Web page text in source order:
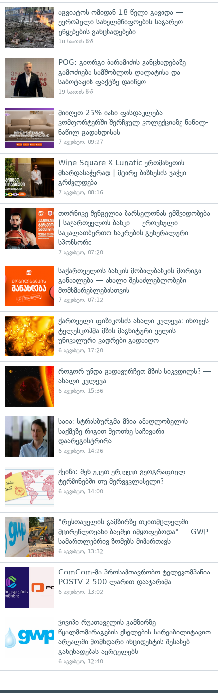
აგვისტოს ომიდან 18 წელი გავიდა —
ევროპული სახელმწიფოების საგარეო
უწყებების განცხადებები
18 საათის წინ
POG: გიორგი ბარამიძის განცხადებაზე
გამოძიება სამშობლოს ღალატისა და
საბოტაჟის ფაქტზე დაიწყო
19 საათის წინ
მიიღეთ 25%-იანი ფასდაკლება
კომფორტერში შერჩეულ კოლექციაზე ნაწილ-
ნაწილ გადახდისას
7 აგვისტო, 09:27
Wine Square X Lunatic ერთმანეთის
მხარდასაჭერად | მცირე ბიზნესის ჯაჭვი
გრძელდება
7 აგვისტო, 08:16
თორნიკე შენგელია ბარსელონას ემშვიდობება
| საქართველოს ბანკი — ეროვნული
საკალათბურთო ნაკრების გენერალური
სპონსორი
7 აგვისტო, 07:20
საქართველოს ბანკის მობილბანკის მორიგი
განახლება — ახალი შესაძლებლობები
მომხმარებლებისთვის
7 აგვისტო, 07:12
ქართველი ფიზიკოსის ახალი კვლევა: ინოუეს
ტელესკოპმა მზის მაგნიტური ველის
უნიკალური კადრები გადაიღო
6 აგვისტო, 17:20
როგორ უნდა გადავურჩეთ მზის სიკვდილს? —
ახალი კვლევა
6 აგვისტო, 15:36
საია: სტრასბურგმა მზია ამაღლობელის
საქმეზე რიგით მეოთხე საჩივარი
დაარეგისტრირა
6 აგვისტო, 14:26
ქვიზი: შენ უკეთ ერკვევი გეოგრაფიულ
ტერმინებში თუ მერვეკლასელი?
6 აგვისტო, 14:00
"რუსთაველის გამზირზე თვითმცლელში
მცირეწლოვანი ბავშვი იმყოფებოდა" — GWP
სამართლებრივ ზომებს მიმართავს
6 აგვისტო, 13:32
ComCom-მა პროსამთავრობო ტელეკომპანია
POSTV 2 500 ლარით დააჯარიმა
6 აგვისტო, 13:02
ჯივიპი რუსთაველის გამზირზე
წყალმომარაგების ქსელების სარეაბილიტაციო
არეალში მომხდარი ინციდენტის შესახებ
განცხადებას ავრცელებს
6 აგვისტო, 12:40